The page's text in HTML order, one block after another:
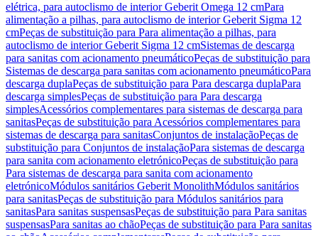
elétrica, para autoclismo de interior Geberit Omega 12 cmPara
alimentação a pilhas, para autoclismo de interior Geberit Sigma 12
cmPeças de substituição para Para alimentação a pilhas, para
autoclismo de interior Geberit Sigma 12 cmSistemas de descarga
para sanitas com acionamento pneumáticoPeças de substituição para
Sistemas de descarga para sanitas com acionamento pneumáticoPara
descarga duplaPeças de substituição para Para descarga duplaPara
descarga simplesPeças de substituição para Para descarga
simplesAcessórios complementares para sistemas de descarga para
sanitasPeças de substituição para Acessórios complementares para
sistemas de descarga para sanitasConjuntos de instalaçãoPeças de
substituição para Conjuntos de instalaçãoPara sistemas de descarga
para sanita com acionamento eletrónicoPeças de substituição para
Para sistemas de descarga para sanita com acionamento
eletrónicoMódulos sanitários Geberit MonolithMódulos sanitários
para sanitasPeças de substituição para Módulos sanitários para
sanitasPara sanitas suspensasPeças de substituição para Para sanitas
suspensasPara sanitas ao chãoPeças de substituição para Para sanitas